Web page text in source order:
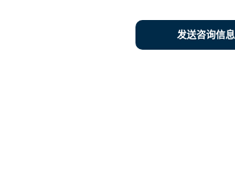
发送咨询信息